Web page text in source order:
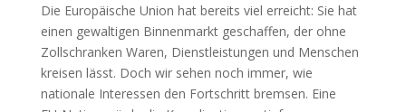
Die Europäische Union hat bereits viel erreicht: Sie hat
einen gewaltigen Binnenmarkt geschaffen, der ohne
Zollschranken Waren, Dienstleistungen und Menschen
kreisen lässt. Doch wir sehen noch immer, wie
nationale Interessen den Fortschritt bremsen. Eine